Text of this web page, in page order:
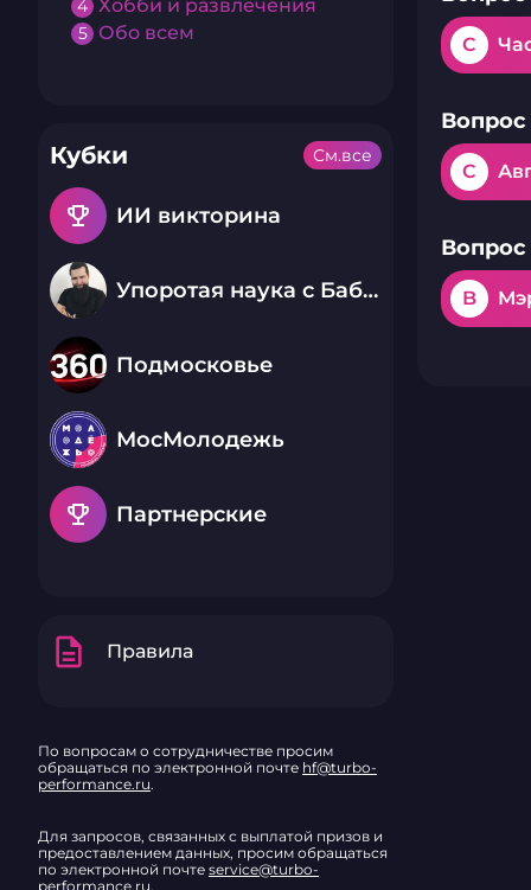
4 Хобби и развлечения
5 Обо всем
Кубки
emoji_events ИИ викторина
Упоротая наука с Бабаем Лютым
Подмосковье
МосМолодежь
emoji_events Партнерские
См.все
description Правила
По вопросам о сотрудничестве просим
обращаться по электронной почте hf@turbo-
performance.ru.
Для запросов, связанных с выплатой призов и
предоставлением данных, просим обращаться
по электронной почте service@turbo-
performance.ru.
C
Вопрос
C
Вопрос
B